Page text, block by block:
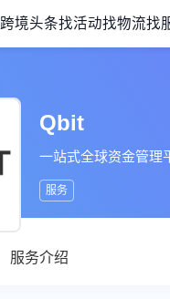
跨境头条找活动找物流找
Qbit
一站式全球资金管理
服务
服务介绍